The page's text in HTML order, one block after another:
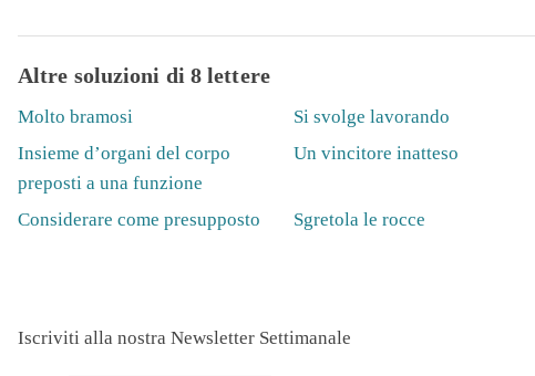
Altre soluzioni di 8 lettere
Molto bramosi Si svolge lavorando
Insieme d’organi del corpo
preposti a una funzione
Un vincitore inatteso
Considerare come presupposto Sgretola le rocce
Iscriviti alla nostra Newsletter Settimanale